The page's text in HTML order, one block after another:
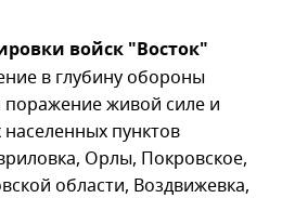
войск "Восток"
в глубину обороны
живой силе и
пунктов
Орлы, Покровское,
области, Воздвижевка,